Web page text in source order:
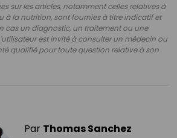
sur les articles, notamment celles relatives à
à la nutrition, sont fournies à titre indicatif et
cas un diagnostic, un traitement ou une
est invité à consulter un médecin ou
qualifié pour toute question relative à son
Par Thomas Sanchez